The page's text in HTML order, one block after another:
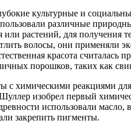
культурные и
различные
растений, для
волосы, они применяли
красота
порошков, таких как
химическими реакциями
изобрел первый
использовали
закрепить пигменты.